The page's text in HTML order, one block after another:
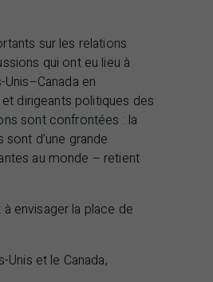
sur les relations
qui ont eu lieu à
en
dirigeants politiques des
sont confrontées : la
d’une grande
au monde – retient
envisager la place de
et le Canada,